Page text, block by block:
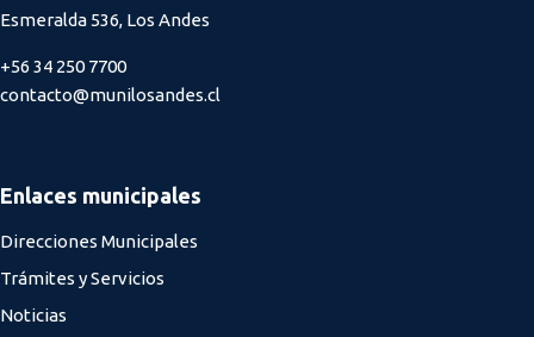
Esmeralda 536, Los Andes
+56 34 250 7700
contacto@munilosandes.cl
Enlaces municipales
Direcciones Municipales
Trámites y Servicios
Noticias